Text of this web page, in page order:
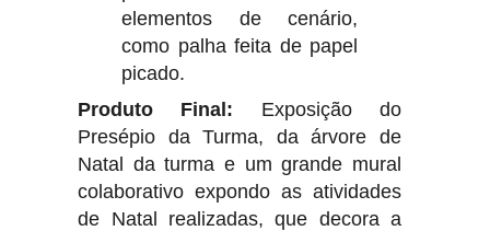
elementos de cenário,
como palha feita de papel
picado.
Produto Final: Exposição do
Presépio da Turma, da árvore de
Natal da turma e um grande mural
colaborativo expondo as atividades
de Natal realizadas, que decora a